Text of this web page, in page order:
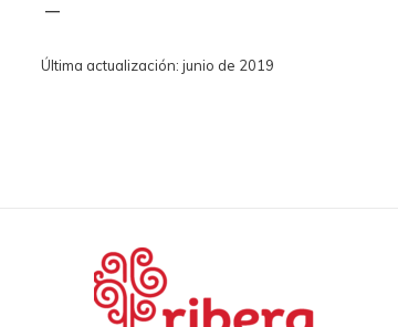
—
Última actualización: junio de 2019